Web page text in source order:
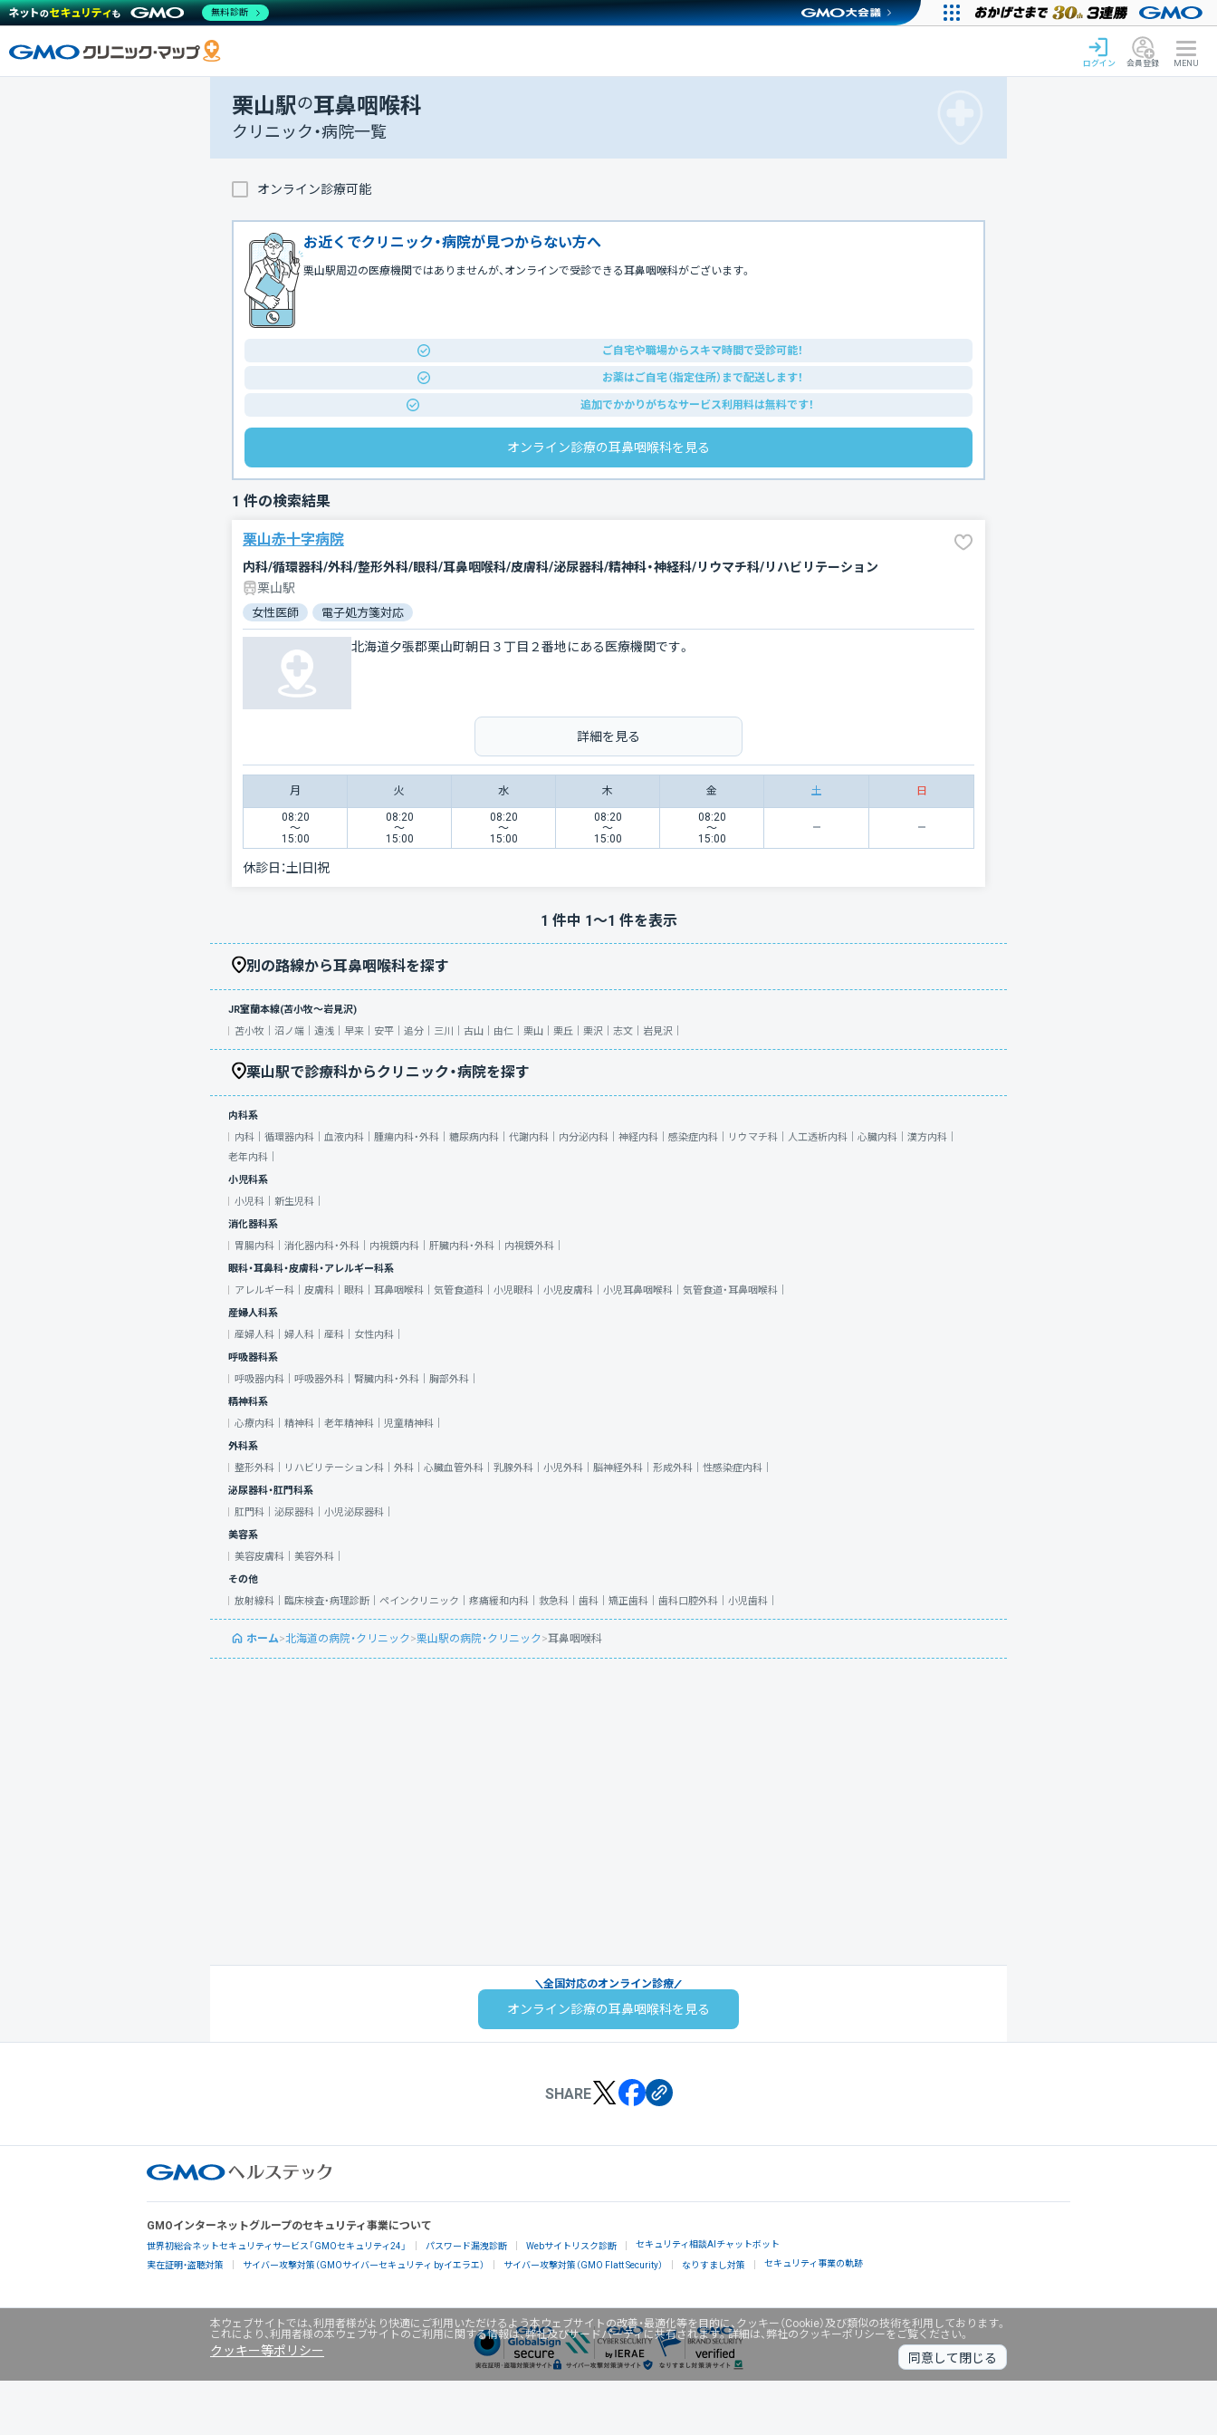
本ウェブサイトでは、利用者様がより快適にご利用いただけるよう本ウェブサイトの改善・最適化等を目的に、クッキー（Cookie）及び類似の技術を利用しております。
これにより、利用者様の本ウェブサイトのご利用に関する情報は、弊社及びサードパーティに共有されます。詳細は、弊社のクッキーポリシーをご覧ください。
クッキー等ポリシー 同意して閉じる
ログイン 会員登録 MENU
栗山駅の耳鼻咽喉科
クリニック・病院一覧
オンライン診療可能
お近くでクリニック・病院が見つからない方へ
栗山駅周辺の医療機関ではありませんが、オンラインで受診できる耳鼻咽喉科がございます。
ご自宅や職場からスキマ時間で受診可能！
お薬はご自宅（指定住所）まで配送します！
追加でかかりがちなサービス利用料は無料です！
オンライン診療の耳鼻咽喉科を見る
1 件の検索結果
栗山赤十字病院
内科/循環器科/外科/整形外科/眼科/耳鼻咽喉科/皮膚科/泌尿器科/精神科・神経科/リウマチ科/リハビリテーション
栗山駅
女性医師 電子処方箋対応
北海道夕張郡栗山町朝日３丁目２番地にある医療機関です。
詳細を見る
月 火 水 木 金 土 日
08:20
〜
15:00
08:20
〜
15:00
08:20
〜
15:00
08:20
〜
15:00
08:20
〜
15:00
休診日：土|日|祝
1 件中 1〜1 件を表示
別の路線から耳鼻咽喉科を探す
JR室蘭本線(苫小牧～岩見沢)
苫小牧｜ 沼ノ端｜ 遠浅｜ 早来｜ 安平｜ 追分｜ 三川｜ 古山｜ 由仁｜ 栗山｜ 栗丘｜ 栗沢｜ 志文｜ 岩見沢｜
栗山駅で診療科からクリニック・病院を探す
内科系
内科｜ 循環器内科｜ 血液内科｜ 腫瘍内科・外科｜ 糖尿病内科｜ 代謝内科｜ 内分泌内科｜ 神経内科｜ 感染症内科｜ リウマチ科｜ 人工透析内科｜ 心臓内科｜ 漢方内科｜
老年内科｜
小児科系
小児科｜ 新生児科｜
消化器科系
胃腸内科｜ 消化器内科・外科｜ 内視鏡内科｜ 肝臓内科・外科｜ 内視鏡外科｜
眼科・耳鼻科・皮膚科・アレルギー科系
アレルギー科｜ 皮膚科｜ 眼科｜ 耳鼻咽喉科｜ 気管食道科｜ 小児眼科｜ 小児皮膚科｜ 小児耳鼻咽喉科｜ 気管食道・耳鼻咽喉科｜
産婦人科系
産婦人科｜ 婦人科｜ 産科｜ 女性内科｜
呼吸器科系
呼吸器内科｜ 呼吸器外科｜ 腎臓内科・外科｜ 胸部外科｜
精神科系
心療内科｜ 精神科｜ 老年精神科｜ 児童精神科｜
外科系
整形外科｜
リハビリテーション科｜ 外科｜ 心臓血管外科｜ 乳腺外科｜ 小児外科｜ 脳神経外科｜ 形成外科｜ 性感染症内科｜
泌尿器科・肛門科系
肛門科｜ 泌尿器科｜ 小児泌尿器科｜
美容系
美容皮膚科｜ 美容外科｜
その他
放射線科｜ 臨床検査・病理診断｜ ペインクリニック｜ 疼痛緩和内科｜ 救急科｜ 歯科｜ 矯正歯科｜ 歯科口腔外科｜ 小児歯科｜
ホーム>北海道の病院・クリニック>栗山駅の病院・クリニック>耳鼻咽喉科
全国対応のオンライン診療
オンライン診療の耳鼻咽喉科を見る
SHARE
GMOインターネットグループのセキュリティ事業について
世界初総合ネットセキュリティサービス「GMOセキュリティ24」 パスワード漏洩診断 Webサイトリスク診断 セキュリティ相談AIチャットボット
実在証明・盗聴対策 サイバー攻撃対策（GMOサイバーセキュリティ byイエラエ） サイバー攻撃対策（GMO Flatt Security） なりすまし対策 セキュリティ事業の軌跡
無料診断